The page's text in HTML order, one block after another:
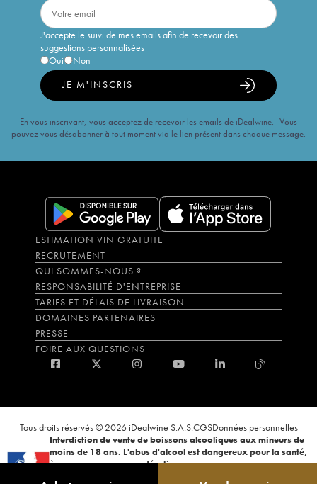
J'accepte le suivi de mes emails afin de recevoir des
suggestions personnalisées
Oui
Non
JE M'INSCRIS
En vous inscrivant, vous acceptez de recevoir les emails de iDealwine. Vous
pouvez vous désabonner à tout moment via le lien présent dans chaque message.
ESTIMATION VIN GRATUITE
RECRUTEMENT
QUI SOMMES-NOUS ?
RESPONSABILITÉ D'ENTREPRISE
TARIFS ET DÉLAIS DE LIVRAISON
DOMAINES PARTENAIRES
PRESSE
FOIRE AUX QUESTIONS
Tous droits réservés © 2026 iDealwine S.A.S.CGSDonnées personnelles
Interdiction de vente de boissons alcooliques aux mineurs de
moins de 18 ans. L'abus d'alcool est dangereux pour la santé,
à consommer avec modération.